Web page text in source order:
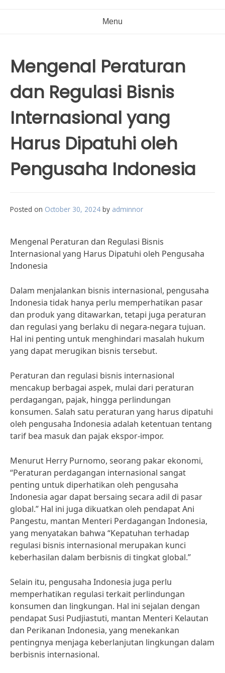
Menu
Mengenal Peraturan
dan Regulasi Bisnis
Internasional yang
Harus Dipatuhi oleh
Pengusaha Indonesia
Posted on October 30, 2024 by adminnor
Mengenal Peraturan dan Regulasi Bisnis
Internasional yang Harus Dipatuhi oleh Pengusaha
Indonesia
Dalam menjalankan bisnis internasional, pengusaha
Indonesia tidak hanya perlu memperhatikan pasar
dan produk yang ditawarkan, tetapi juga peraturan
dan regulasi yang berlaku di negara-negara tujuan.
Hal ini penting untuk menghindari masalah hukum
yang dapat merugikan bisnis tersebut.
Peraturan dan regulasi bisnis internasional
mencakup berbagai aspek, mulai dari peraturan
perdagangan, pajak, hingga perlindungan
konsumen. Salah satu peraturan yang harus dipatuhi
oleh pengusaha Indonesia adalah ketentuan tentang
tarif bea masuk dan pajak ekspor-impor.
Menurut Herry Purnomo, seorang pakar ekonomi,
“Peraturan perdagangan internasional sangat
penting untuk diperhatikan oleh pengusaha
Indonesia agar dapat bersaing secara adil di pasar
global.” Hal ini juga dikuatkan oleh pendapat Ani
Pangestu, mantan Menteri Perdagangan Indonesia,
yang menyatakan bahwa “Kepatuhan terhadap
regulasi bisnis internasional merupakan kunci
keberhasilan dalam berbisnis di tingkat global.”
Selain itu, pengusaha Indonesia juga perlu
memperhatikan regulasi terkait perlindungan
konsumen dan lingkungan. Hal ini sejalan dengan
pendapat Susi Pudjiastuti, mantan Menteri Kelautan
dan Perikanan Indonesia, yang menekankan
pentingnya menjaga keberlanjutan lingkungan dalam
berbisnis internasional.